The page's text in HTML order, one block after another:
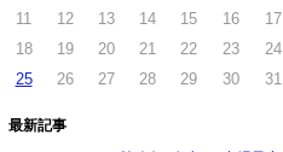
11
12 13 14 15 16
17
18
19 20 21 22 23
24
25
26 27 28 29 30 31
最新記事